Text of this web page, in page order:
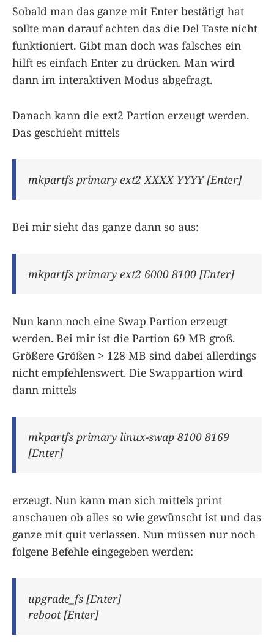
Sobald man das ganze mit Enter bestätigt hat
sollte man darauf achten das die Del Taste nicht
funktioniert. Gibt man doch was falsches ein
hilft es einfach Enter zu drücken. Man wird
dann im interaktiven Modus abgefragt.
Danach kann die ext2 Partion erzeugt werden.
Das geschieht mittels
mkpartfs primary ext2 XXXX YYYY [Enter]
Bei mir sieht das ganze dann so aus:
mkpartfs primary ext2 6000 8100 [Enter]
Nun kann noch eine Swap Partion erzeugt
werden. Bei mir ist die Partion 69 MB groß.
Größere Größen > 128 MB sind dabei allerdings
nicht empfehlenswert. Die Swappartion wird
dann mittels
mkpartfs primary linux-swap 8100 8169
[Enter]
erzeugt. Nun kann man sich mittels print
anschauen ob alles so wie gewünscht ist und das
ganze mit quit verlassen. Nun müssen nur noch
folgene Befehle eingegeben werden:
upgrade_fs [Enter]
reboot [Enter]